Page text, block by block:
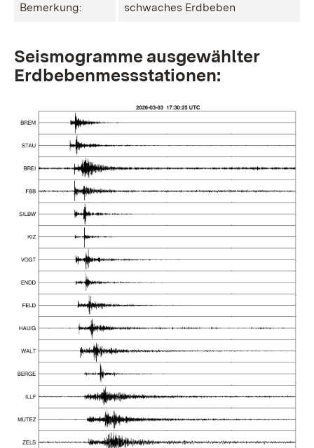
Bemerkung: schwaches Erdbeben
Seismogramme ausgewählter
Erdbebenmessstationen: